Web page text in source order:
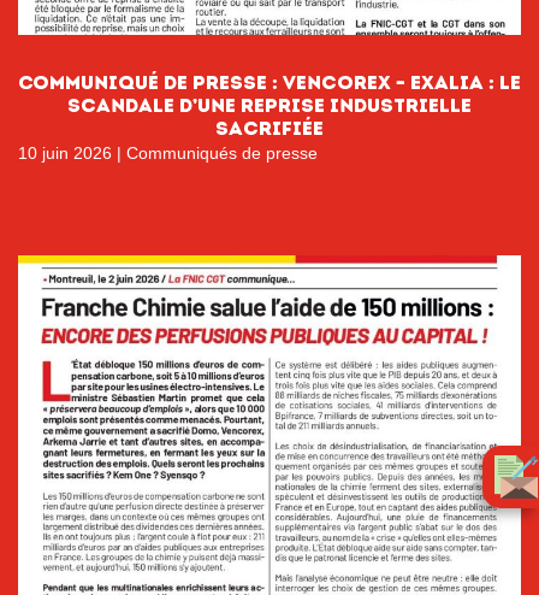
Communiqué de presse : Vencorex – Exalia : Le
scandale d’une reprise industrielle
sacrifiée
10 juin 2026 | Communiqués de presse